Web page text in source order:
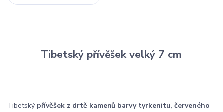
Tibetský přívěšek velký 7 cm
Tibetský přívěšek z drtě kamenů barvy tyrkenitu, červeného